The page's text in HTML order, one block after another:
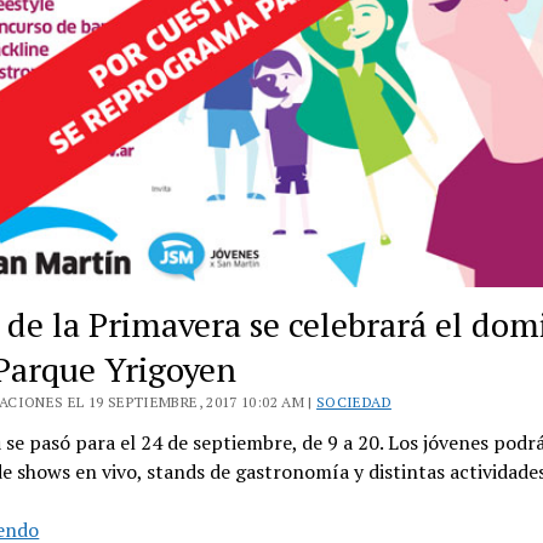
la Primavera se celebrará el
Yrigoyen
EL 19 SEPTIEMBRE, 2017 10:02 AM | SOCIEDAD
pasó para el 24 de septiembre, de 9 a 20. Los jóvenes
shows en vivo, stands de gastronomía y distintas
El